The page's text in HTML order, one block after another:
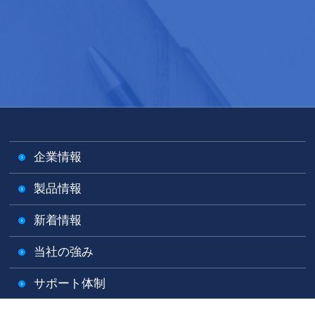
企業情報
製品情報
新着情報
当社の強み
サポート体制